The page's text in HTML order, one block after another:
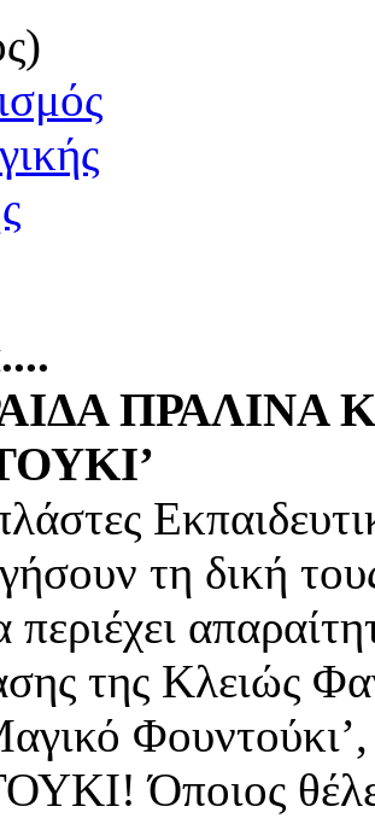
ΠΡΑΛΙΝΑ
τη δική
περιέχει
της Κλειώς
Όποιος θέλει